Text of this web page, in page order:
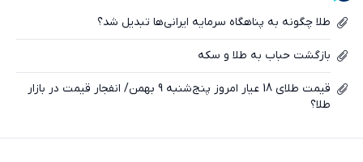
تلگرام
فیسبوک
طلا چگونه به پناهگاه سرمایه ایرانی‌ها تبدیل شد؟
بازگشت حباب به طلا و سکه
قیمت طلای 18 عیار امروز پنج‌شنبه 9 بهمن/ انفجار قیمت در بازار
طلا؟